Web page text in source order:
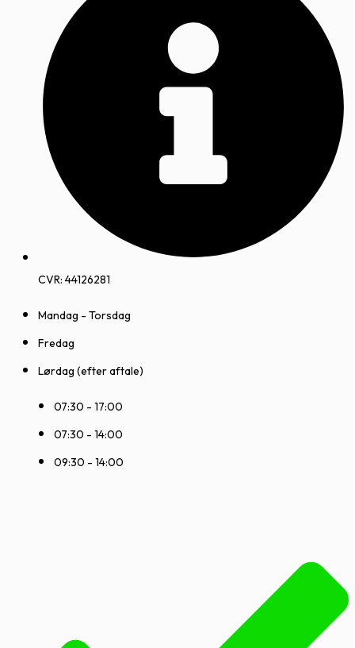
CVR: 44126281
Mandag - Torsdag
Fredag
Lørdag (efter aftale)
07:30 - 17:00
07:30 - 14:00
09:30 - 14:00